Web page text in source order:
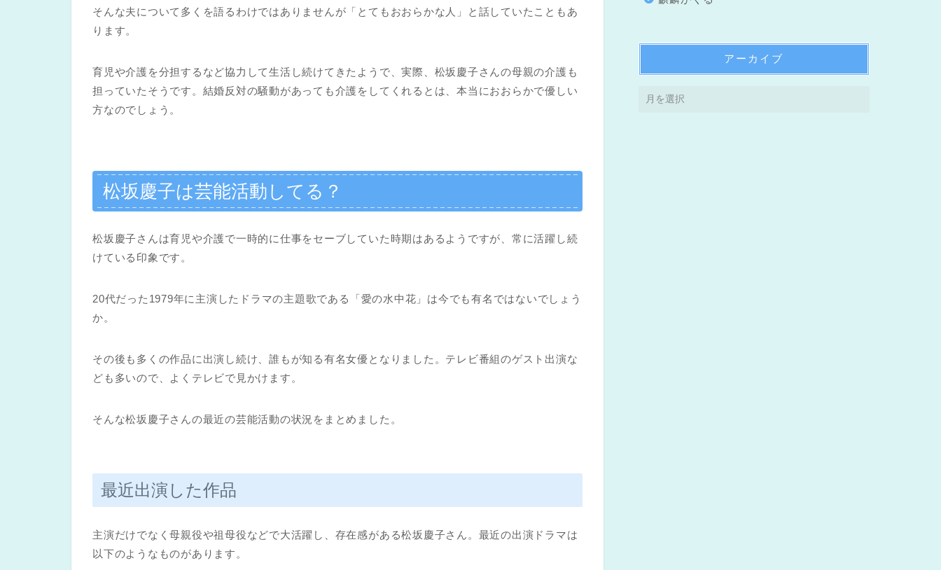
そんな夫について多くを語るわけではありませんが「とてもおおらかな人」と話していたこともあ
ります。
育児や介護を分担するなど協力して生活し続けてきたようで、実際、松坂慶子さんの母親の介護も
担っていたそうです。結婚反対の騒動があっても介護をしてくれるとは、本当におおらかで優しい
方なのでしょう。
松坂慶子は芸能活動してる？
松坂慶子さんは育児や介護で一時的に仕事をセーブしていた時期はあるようですが、常に活躍し続
けている印象です。
20代だった1979年に主演したドラマの主題歌である「愛の水中花」は今でも有名ではないでしょう
か。
その後も多くの作品に出演し続け、誰もが知る有名女優となりました。テレビ番組のゲスト出演な
ども多いので、よくテレビで見かけます。
そんな松坂慶子さんの最近の芸能活動の状況をまとめました。
最近出演した作品
主演だけでなく母親役や祖母役などで大活躍し、存在感がある松坂慶子さん。最近の出演ドラマは
以下のようなものがあります。
アーカイブ